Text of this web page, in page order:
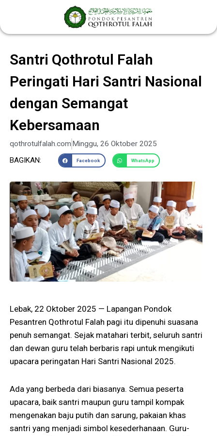
konten
Santri Qothrotul Falah
Peringati Hari Santri Nasional
dengan Semangat
Kebersamaan
qothrotulfalah.com Minggu, 26 Oktober 2025
BAGIKAN:
Facebook WhatsApp
Lebak, 22 Oktober 2025 — Lapangan Pondok
Pesantren Qothrotul Falah pagi itu dipenuhi suasana
penuh semangat. Sejak matahari terbit, seluruh santri
dan dewan guru telah berbaris rapi untuk mengikuti
upacara peringatan Hari Santri Nasional 2025.
Ada yang berbeda dari biasanya. Semua peserta
upacara, baik santri maupun guru tampil kompak
mengenakan baju putih dan sarung, pakaian khas
santri yang menjadi simbol kesederhanaan. Guru-